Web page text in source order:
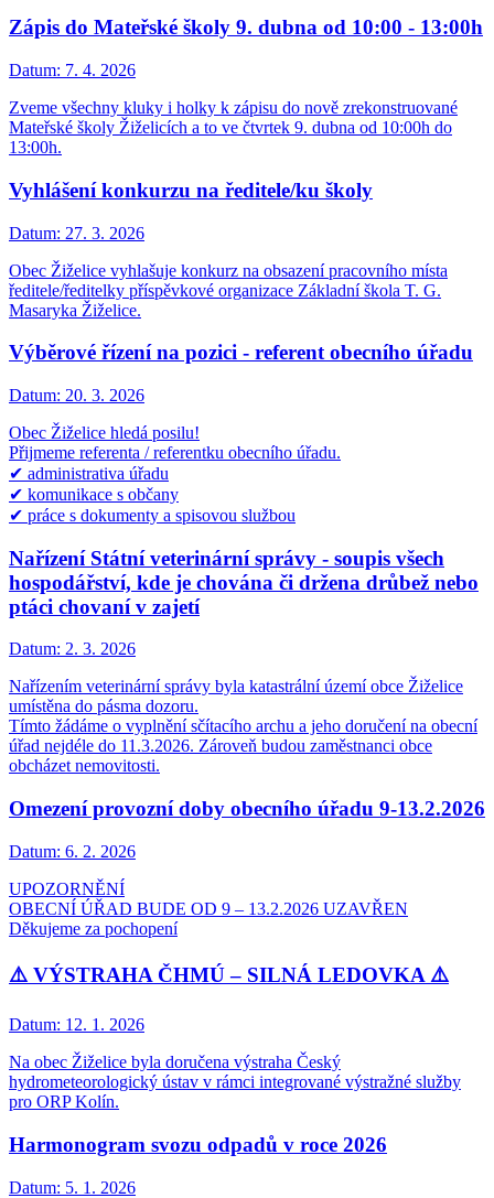
Zápis do Mateřské školy 9. dubna od 10:00 - 13:00h
Datum: 7. 4. 2026
Zveme všechny kluky i holky k zápisu do nově zrekonstruované
Mateřské školy Žiželicích a to ve čtvrtek 9. dubna od 10:00h do
13:00h.
Vyhlášení konkurzu na ředitele/ku školy
Datum: 27. 3. 2026
Obec Žiželice vyhlašuje konkurz na obsazení pracovního místa
ředitele/ředitelky příspěvkové organizace Základní škola T. G.
Masaryka Žiželice.
Výběrové řízení na pozici - referent obecního úřadu
Datum: 20. 3. 2026
Obec Žiželice hledá posilu!
Přijmeme referenta / referentku obecního úřadu.
✔ administrativa úřadu
✔ komunikace s občany
✔ práce s dokumenty a spisovou službou
Nařízení Státní veterinární správy - soupis všech
hospodářství, kde je chována či držena drůbež nebo
ptáci chovaní v zajetí
Datum: 2. 3. 2026
Nařízením veterinární správy byla katastrální území obce Žiželice
umístěna do pásma dozoru.
Tímto žádáme o vyplnění sčítacího archu a jeho doručení na obecní
úřad nejdéle do 11.3.2026. Zároveň budou zaměstnanci obce
obcházet nemovitosti.
Omezení provozní doby obecního úřadu 9-13.2.2026
Datum: 6. 2. 2026
UPOZORNĚNÍ
OBECNÍ ÚŘAD BUDE OD 9 – 13.2.2026 UZAVŘEN
Děkujeme za pochopení
⚠️ VÝSTRAHA ČHMÚ – SILNÁ LEDOVKA ⚠️
Datum: 12. 1. 2026
Na obec Žiželice byla doručena výstraha Český
hydrometeorologický ústav v rámci integrované výstražné služby
pro ORP Kolín.
Harmonogram svozu odpadů v roce 2026
Datum: 5. 1. 2026